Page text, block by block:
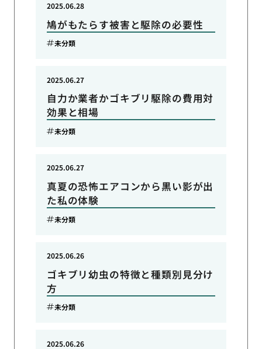
鳩がもたらす被害と駆除の必要性
2025.06.28
未分類
自力か業者かゴキブリ駆除の費用対
効果と相場
2025.06.27
未分類
真夏の恐怖エアコンから黒い影が出
た私の体験
2025.06.27
未分類
ゴキブリ幼虫の特徴と種類別見分け
方
2025.06.26
未分類
2025.06.26